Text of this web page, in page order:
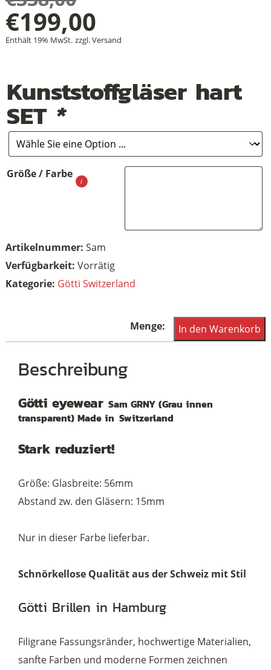
Ursprünglicher
Preis
war:
€338,00
€199,00
Aktueller
ist:
€199,00.
Enthält 19% MwSt. zzgl.Versand
Kunststoffgläser hart
SET *
Größe / Farbe
Artikelnummer: Sam
Vorrätig
Kategorie: Götti Switzerland
Götti
Switzerland
Menge
In den Warenkorb
Beschreibung
Götti eyewear Sam GRNY (Grau innen
transparent) Made in Switzerland
Stark reduziert!
Größe: Glasbreite: 56mm
Abstand zw. den Gläsern: 15mm
Nur in dieser Farbe lieferbar.
Schnörkellose Qualität aus der Schweiz mit Stil
Götti Brillen in Hamburg
Filigrane Fassungsränder, hochwertige Materialien,
sanfte Farben und moderne Formen zeichnen
+
+